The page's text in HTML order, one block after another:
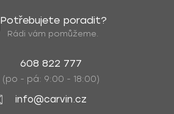
Potřebujete poradit?
Rádi vám pomůžeme.
608 822 777
(po - pá: 9:00 - 18:00)
info@carvin.cz